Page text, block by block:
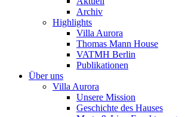
Archiv
Highlights
Villa Aurora
Thomas Mann House
VATMH Berlin
Publikationen
Über uns
Villa Aurora
Unsere Mission
Geschichte des Hauses